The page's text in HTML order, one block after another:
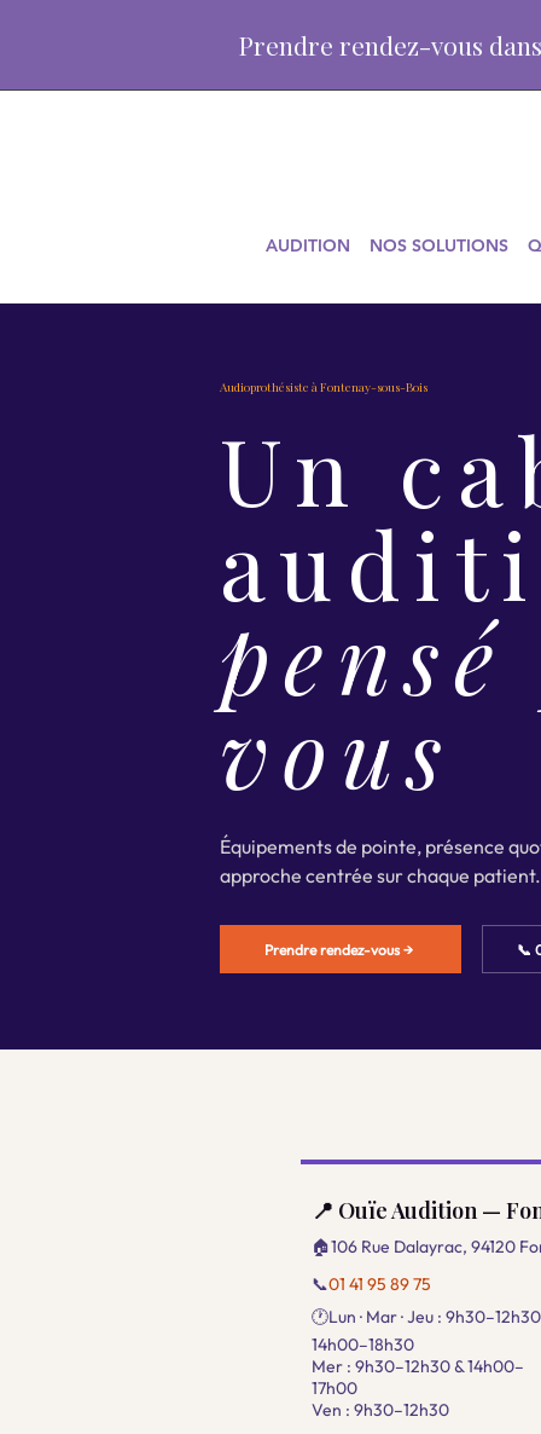
Prendre rendez-vous
AUDITION NOS SOLUTIONS
Audioprothésiste à Fontenay-sous-Bois
Un
vous
Équipements de pointe, présence
approche centrée sur chaque patient.
Prendre rendez-vous → 📞
📍 Ouïe Audition —
🏠106 Rue Dalayrac, 94120
📞01 41 95 89 75
🕐Lun · Mar · Jeu :
14h00–18h30
Mer : 9h30–12h30 & 14h00–
17h00
Ven : 9h30–12h30